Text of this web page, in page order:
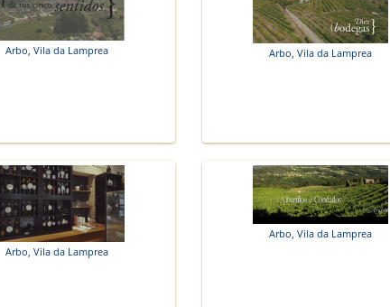
Arbo, Vila da Lamprea Arbo, Vila da Lamprea
Arbo, Vila da Lamprea
Arbo, Vila da Lamprea